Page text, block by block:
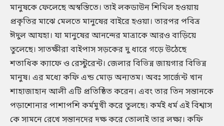
মানুষকে ফেলেছে অস্বস্তিতে। তাই লকডাউন শিথিল হওয়ায়
প্রকৃতির মাঝে মেলতে মানুষের বাইরে হওয়া। তারপর পবিত্র
ঈদুল আযহা। যা মানুষের আনন্দের মাত্রাকে আরও বাড়িয়ে
তুলেছে। সাতক্ষীরা বাইপাস সড়কের দু ধারে গড়ে উঠেছে
শতাধিক ক্যাফে ও রেস্টুরেন্ট। জেলার বিভিন্ন জায়গার বিভিন্ন
মানুষ। এর মধ্যে কফি এন্ড মোড় অন্যতম। অবঃ সার্জেন্ট খান
শাহাজাহান আলী এটি প্রতিষ্ঠিত করেন। এবং তার তিন সন্তানকে
পড়াশোনার পাশাপশি কর্মমুখী করে তুলছে। কর্মই ধর্ম এই বিশ্বাস
কে সামনে রেখে সন্তানদের দক্ষ করে তোলাই তার লক্ষ্য। কফি